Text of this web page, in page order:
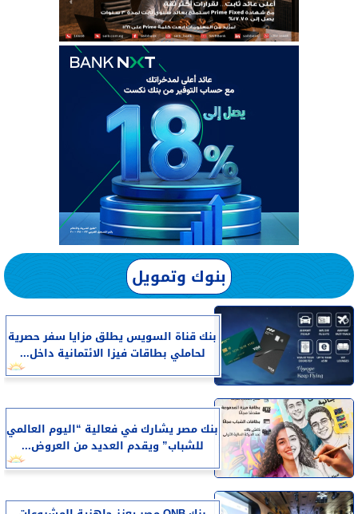
بنوك وتمويل
بنك قناة السويس يطلق مزايا سفر حصرية
لحاملي بطاقات فيزا الائتمانية داخل...
بنك مصر يشارك في فعالية “اليوم العالمي
للشباب” ويقدم العديد من العروض...